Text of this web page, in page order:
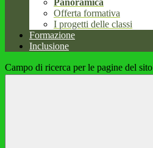
Panoramica
Offerta formativa
I progetti delle classi
Formazione
Inclusione
Campo di ricerca per le pagine del sito